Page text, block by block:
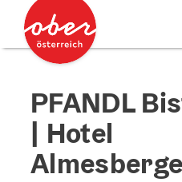
Zum Inhalt
Zum Seitenanfang
PFANDL
| Hotel